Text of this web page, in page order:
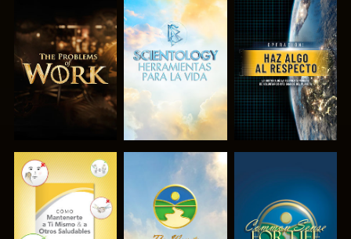
EXPLORA LAS
SERIES
EXPLORA LAS
SERIES
VE
VE VE VE